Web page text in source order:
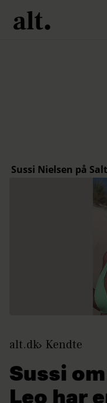
alt.dk Kendte
Sussi
Leo har